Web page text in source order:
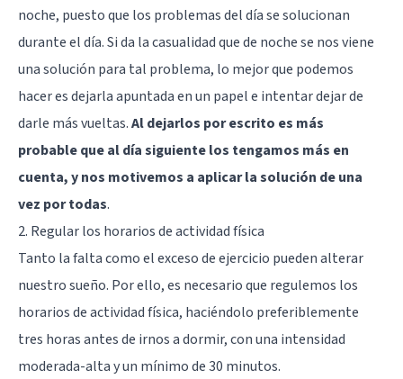
noche, puesto que los problemas del día se solucionan
durante el día. Si da la casualidad que de noche se nos viene
una solución para tal problema, lo mejor que podemos
hacer es dejarla apuntada en un papel e intentar dejar de
darle más vueltas.Al dejarlos por escrito es más
probable que al día siguiente los tengamos más en
cuenta, y nos motivemos a aplicar la solución de una
vez por todas.
2. Regular los horarios de actividad física
Tanto la falta como el exceso de ejercicio pueden alterar
nuestro sueño. Por ello, es necesario que regulemos los
horarios de actividad física, haciéndolo preferiblemente
tres horas antes de irnos a dormir, con una intensidad
moderada-alta y un mínimo de 30 minutos.